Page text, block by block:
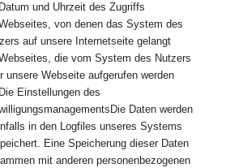
und Uhrzeit des Zugriffs
von denen das System des
auf unsere Internetseite gelangt
die vom System des Nutzers
unsere Webseite aufgerufen werden
Einstellungen des
Daten werden
in den Logfiles unseres Systems
Eine Speicherung dieser Daten
mit anderen personenbezogenen